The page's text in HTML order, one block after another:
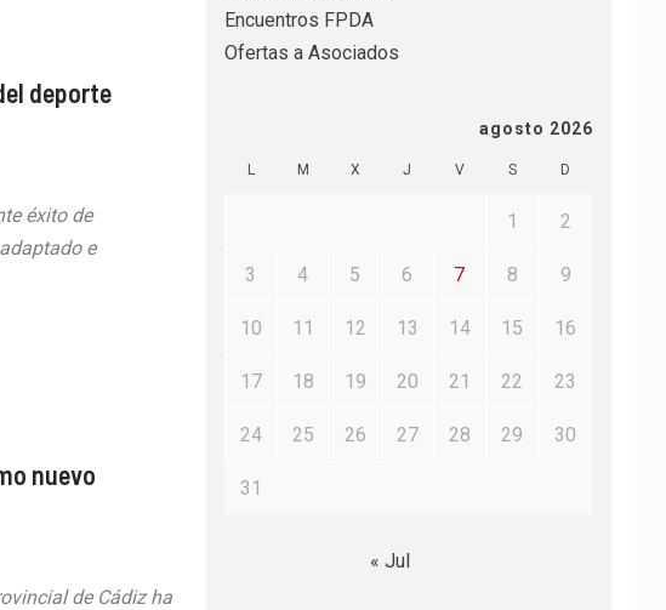
deporte
éxito de
e
nuevo
de Cádiz ha
Encuentros FPDA
Ofertas a Asociados
agosto 2026
L M X J V S D
1 2
3 4 5 6 7 8 9
10 11 12 13 14 15 16
17 18 19 20 21 22 23
24 25 26 27 28 29 30
31
« Jul